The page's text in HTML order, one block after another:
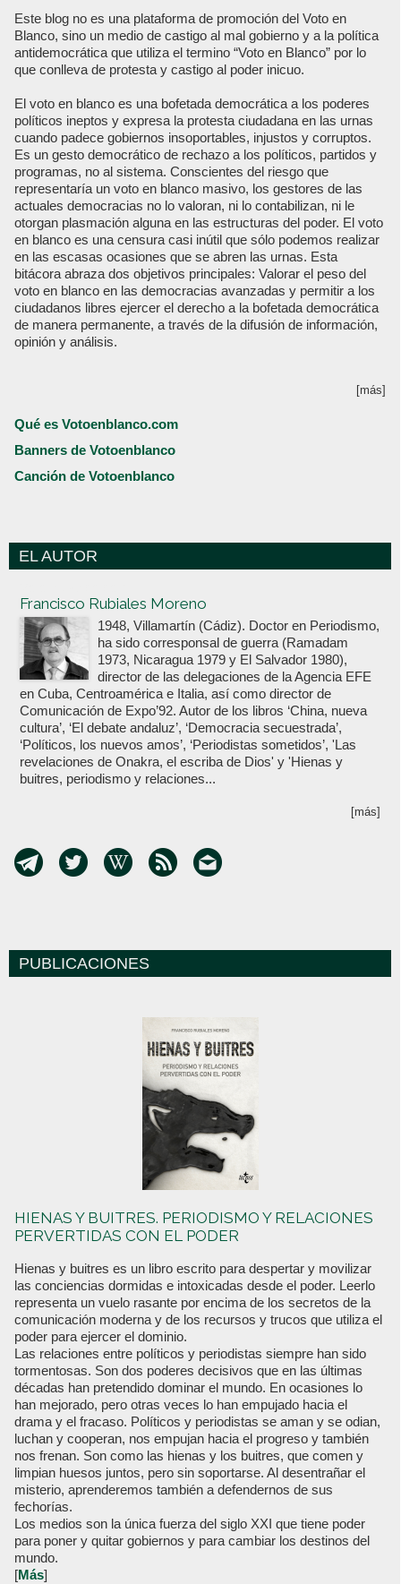
Este blog no es una plataforma de promoción del Voto en
Blanco, sino un medio de castigo al mal gobierno y a la política
antidemocrática que utiliza el termino “Voto en Blanco” por lo
que conlleva de protesta y castigo al poder inicuo.
El voto en blanco es una bofetada democrática a los poderes
políticos ineptos y expresa la protesta ciudadana en las urnas
cuando padece gobiernos insoportables, injustos y corruptos.
Es un gesto democrático de rechazo a los políticos, partidos y
programas, no al sistema. Conscientes del riesgo que
representaría un voto en blanco masivo, los gestores de las
actuales democracias no lo valoran, ni lo contabilizan, ni le
otorgan plasmación alguna en las estructuras del poder. El voto
en blanco es una censura casi inútil que sólo podemos realizar
en las escasas ocasiones que se abren las urnas. Esta
bitácora abraza dos objetivos principales: Valorar el peso del
voto en blanco en las democracias avanzadas y permitir a los
ciudadanos libres ejercer el derecho a la bofetada democrática
de manera permanente, a través de la difusión de información,
opinión y análisis.
[más]
Qué es Votoenblanco.com
Banners de Votoenblanco
Canción de Votoenblanco
EL AUTOR
Francisco Rubiales Moreno
1948, Villamartín (Cádiz). Doctor en Periodismo,
ha sido corresponsal de guerra (Ramadam
1973, Nicaragua 1979 y El Salvador 1980),
director de las delegaciones de la Agencia EFE
en Cuba, Centroamérica e Italia, así como director de
Comunicación de Expo’92. Autor de los libros ‘China, nueva
cultura’, ‘El debate andaluz’, ‘Democracia secuestrada’,
‘Políticos, los nuevos amos’, ‘Periodistas sometidos’, 'Las
revelaciones de Onakra, el escriba de Dios' y 'Hienas y
buitres, periodismo y relaciones...
[más]
PUBLICACIONES
HIENAS Y BUITRES. PERIODISMO Y RELACIONES
PERVERTIDAS CON EL PODER
Hienas y buitres es un libro escrito para despertar y movilizar
las conciencias dormidas e intoxicadas desde el poder. Leerlo
representa un vuelo rasante por encima de los secretos de la
comunicación moderna y de los recursos y trucos que utiliza el
poder para ejercer el dominio.
Las relaciones entre políticos y periodistas siempre han sido
tormentosas. Son dos poderes decisivos que en las últimas
décadas han pretendido dominar el mundo. En ocasiones lo
han mejorado, pero otras veces lo han empujado hacia el
drama y el fracaso. Políticos y periodistas se aman y se odian,
luchan y cooperan, nos empujan hacia el progreso y también
nos frenan. Son como las hienas y los buitres, que comen y
limpian huesos juntos, pero sin soportarse. Al desentrañar el
misterio, aprenderemos también a defendernos de sus
fechorías.
Los medios son la única fuerza del siglo XXI que tiene poder
para poner y quitar gobiernos y para cambiar los destinos del
mundo.
[Más]